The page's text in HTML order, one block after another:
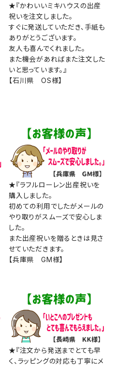
★『かわいいミキハウスの出産
祝いを注文しました。
すぐに発送していただき、手紙も
ありがとうございます。
友人も喜んでくれました。
また機会があればまた注文した
いと思っています。』
【石川県 OS様】
★『ラフルローレン出産祝いを
購入しました。
初めての利用でしたがメールの
やり取りがスムーズで安心しま
した。
また出産祝いを贈るときは見さ
せていただきます。
【兵庫県 GM様】
★『注文から発送までとても早
く、ラッピングの対応も丁寧にメ